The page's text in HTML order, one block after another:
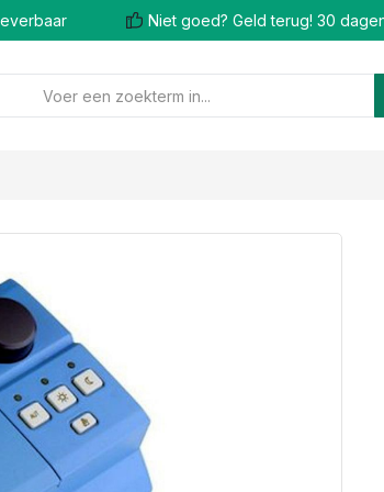
Niet goed? Geld terug! 30